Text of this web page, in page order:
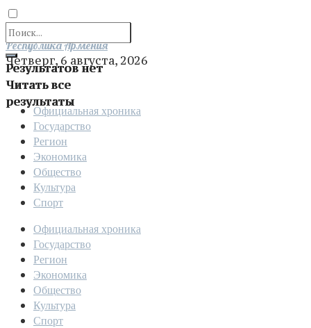
Результатов нет
Читать все
результаты
Отправить
Республика Армения
Четверг, 6 августа, 2026
Официальная хроника
Государство
Регион
Экономика
Общество
Культура
Спорт
Официальная хроника
Государство
Регион
Экономика
Общество
Культура
Спорт